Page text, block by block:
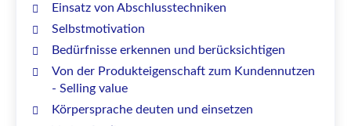
Einsatz von Abschlusstechniken
Selbstmotivation
Bedürfnisse erkennen und berücksichtigen
Von der Produkteigenschaft zum Kundennutzen
- Selling value
Körpersprache deuten und einsetzen